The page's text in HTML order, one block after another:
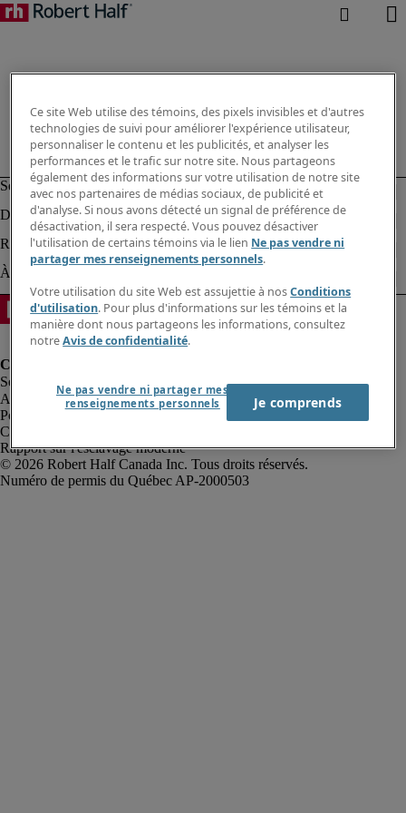
Alerte à la fraude
Politique de confidentialité
Conditions d’utilisation
Rapport sur l'esclavage moderne
Robert Half Canada Inc. Tous droits réservés.
Ce site Web utilise des témoins, des pixels invisibles et d'autres
technologies de suivi pour améliorer l'expérience utilisateur,
personnaliser le contenu et les publicités, et analyser les
performances et le trafic sur notre site. Nous partageons
également des informations sur votre utilisation de notre site
avec nos partenaires de médias sociaux, de publicité et
d'analyse. Si nous avons détecté un signal de préférence de
désactivation, il sera respecté. Vous pouvez désactiver
l'utilisation de certains témoins via le lien Ne pas vendre ni
partager mes renseignements personnels.
Votre utilisation du site Web est assujettie à nosConditions
d'utilisation. Pour plus d'informations sur les témoins et la
manière dont nous partageons les informations, consultez
notreAvis de confidentialité.
Ne pas vendre ni partager mes
renseignements personnels
Je comprends